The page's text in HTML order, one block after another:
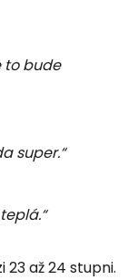
to bude
super.“
až 24 stupni.